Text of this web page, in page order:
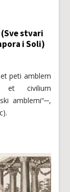
stvari
i Soli)
peti amblem
et civilium
amblemi“─,